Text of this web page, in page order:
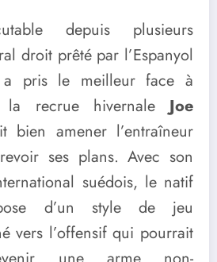
depuis plusieurs
droit prêté par l’Espanyol
pris le meilleur face à
recrue hivernaleJoe
bien amener l’entraîneur
ses plans. Avec son
suédois, le natif
d’un style de jeu
vers l’offensif qui pourrait